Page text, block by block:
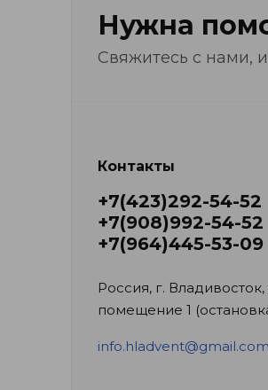
Нужна
Свяжитесь с нами,
Контакты
+7(423)292-54-52
+7(908)992-54-52
+7(964)445-53-09
Россия, г.
помещение 1
info.hladvent@gmail.com